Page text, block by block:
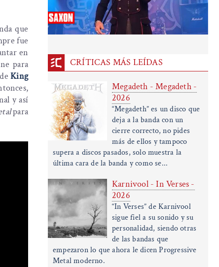
que
fue
en
para
King
y así
para
CRÍTICAS MÁS LEÍDAS
Megadeth - Megadeth -
2026
“Megadeth” es un disco que
deja a la banda con un
cierre correcto, no pides
más de ellos y tampoco
supera a discos pasados, solo muestra la
última cara de la banda y como se...
Karnivool - In Verses -
2026
“In Verses” de Karnivool
sigue fiel a su sonido y su
personalidad, siendo otras
de las bandas que
empezaron lo que ahora le dicen Progressive
Metal moderno.